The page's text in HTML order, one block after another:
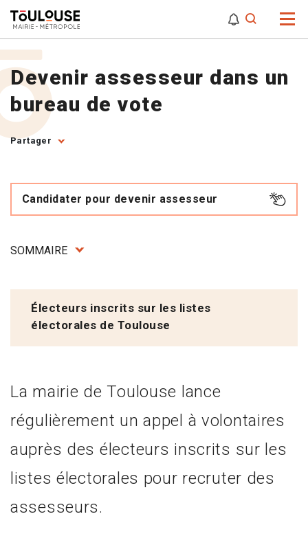
Devenir assesseur dans un
bureau de vote
Partager
Candidater pour devenir assesseur
SOMMAIRE
Électeurs inscrits sur les listes
électorales de Toulouse
La mairie de Toulouse lance
régulièrement un appel à volontaires
auprès des électeurs inscrits sur les
listes électorales pour recruter des
assesseurs.